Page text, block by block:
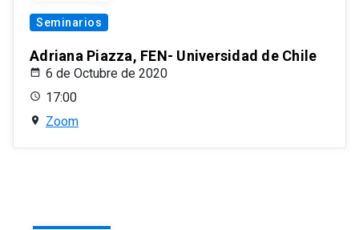
Seminarios
Adriana Piazza, FEN- Universidad de Chile
6 de Octubre de 2020
17:00
Zoom